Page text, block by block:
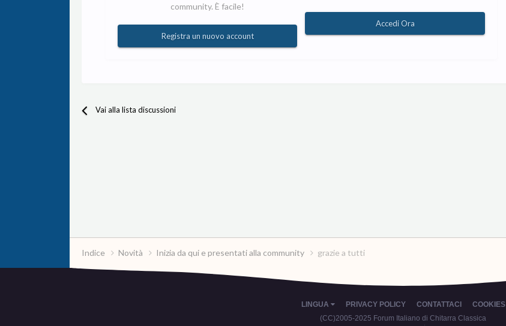
community. È facile!
Registra un nuovo account
Accedi Ora
Vai alla lista discussioni
Indice Novità Inizia da qui e presentati alla community grazie a tutti
LINGUA PRIVACY POLICY CONTATTACI
COOKIES
(CC)2005-2025 Forum Italiano di Chitarra Classica